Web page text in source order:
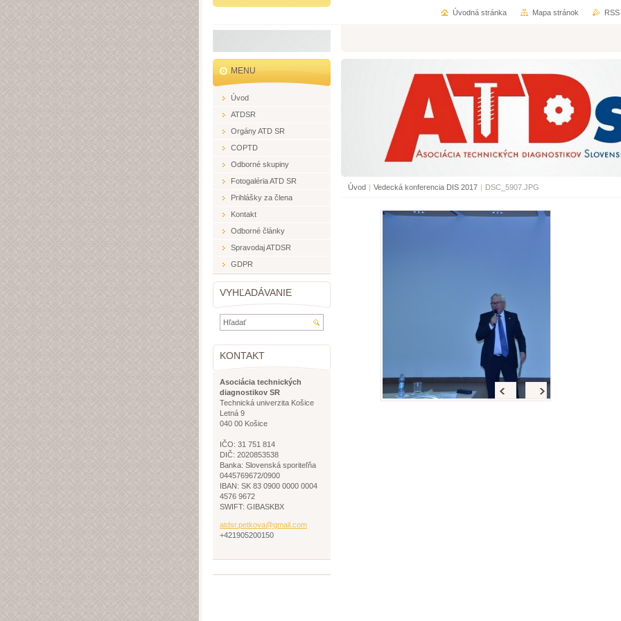
Úvod | Vedecká konferencia DIS 2017 | DSC_5907.JPG
< >
Späť
MENU
Úvod
ATDSR
Orgány ATD SR
COPTD
Odborné skupiny
Fotogaléria ATD SR
Prihlášky za člena
Kontakt
Odborné články
Spravodaj ATDSR
GDPR
VYHĽADÁVANIE
KONTAKT
Asociácia technických
diagnostikov SR
Technická univerzita Košice
Letná 9
040 00 Košice
IČO: 31 751 814
DIČ: 2020853538
Banka: Slovenská sporiteľňa
0445769672/0900
IBAN: SK 83 0900 0000 0004
4576 9672
SWIFT: GIBASKBX
atdsr.petkova@gmail.com
+421905200150
Úvodná stránka Mapa stránok RSS